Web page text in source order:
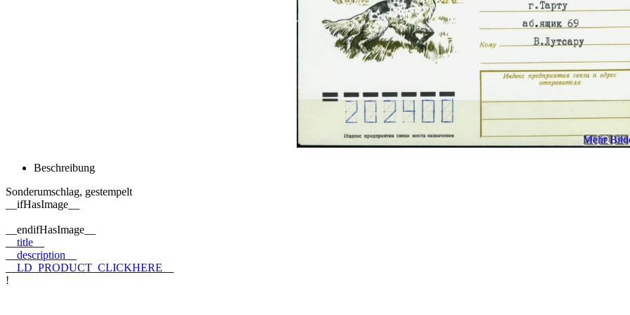
Mehr
Beschreibung
Sonderumschlag, gestempelt
__ifHasImage__
__endifHasImage__
__title__
__description__
__LD_PRODUCT_CLICKHERE__
!